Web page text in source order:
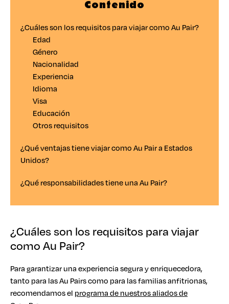
Contenido
¿Cuáles son los requisitos para viajar como Au Pair?
Edad
Género
Nacionalidad
Experiencia
Idioma
Visa
Educación
Otros requisitos
¿Qué ventajas tiene viajar como Au Pair a Estados
Unidos?
¿Qué responsabilidades tiene una Au Pair?
¿Cuáles son los requisitos para viajar
como Au Pair?
Para garantizar una experiencia segura y enriquecedora,
tanto para las Au Pairs como para las familias anfitrionas,
recomendamos el programa de nuestros aliados de